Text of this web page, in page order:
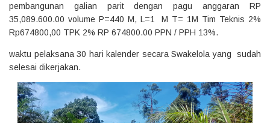
pembangunan galian parit dengan pagu anggaran RP
35,089.600.00 volume P=440 M, L=1 M T= 1M Tim Teknis 2%
Rp674800,00 TPK 2% RP 674800.00 PPN / PPH 13%.
waktu pelaksana 30 hari kalender secara Swakelola yang sudah
selesai dikerjakan.